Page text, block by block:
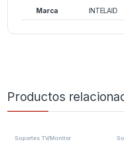
Marca INTELAID
Productos
Soportes TV/Monitor